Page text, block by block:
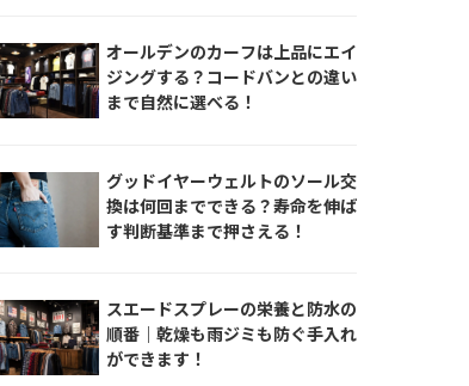
オールデンのカーフは上品にエイ
ジングする？コードバンとの違い
まで自然に選べる！
グッドイヤーウェルトのソール交
換は何回までできる？寿命を伸ば
す判断基準まで押さえる！
スエードスプレーの栄養と防水の
順番｜乾燥も雨ジミも防ぐ手入れ
ができます！